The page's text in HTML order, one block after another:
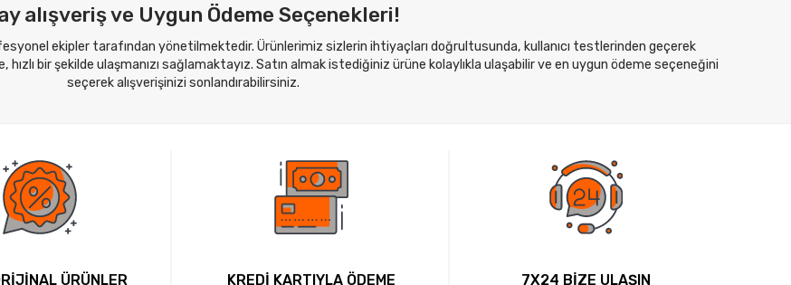
alışveriş ve Uygun Ödeme Seçenekleri!
ekipler tarafından yönetilmektedir. Ürünlerimiz sizlerin ihtiyaçları doğrultusunda, kullanıcı testlerinden geçerek
bir şekilde ulaşmanızı sağlamaktayız. Satın almak istediğiniz ürüne kolaylıkla ulaşabilir ve en uygun ödeme seçeneğini
seçerek alışverişinizi sonlandırabilirsiniz.
ÜRÜNLER KREDİ KARTIYLA ÖDEME 7X24 BİZE ULAŞIN